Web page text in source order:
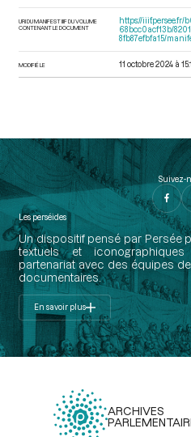
URI DU MANIFEST IIIF DU VOLUME
CONTENANT LE DOCUMENT
https://iiif.persee.fr/
68bcc0acf13b/
8fb87efbfa15/
MODIFIÉ LE 11 octobre 2024 à
Suivez-
Les perséides
Un dispositif pensé par Persée
textuels et
partenariat avec des équipes
documentaires.
En savoir plus
ARCHIVES